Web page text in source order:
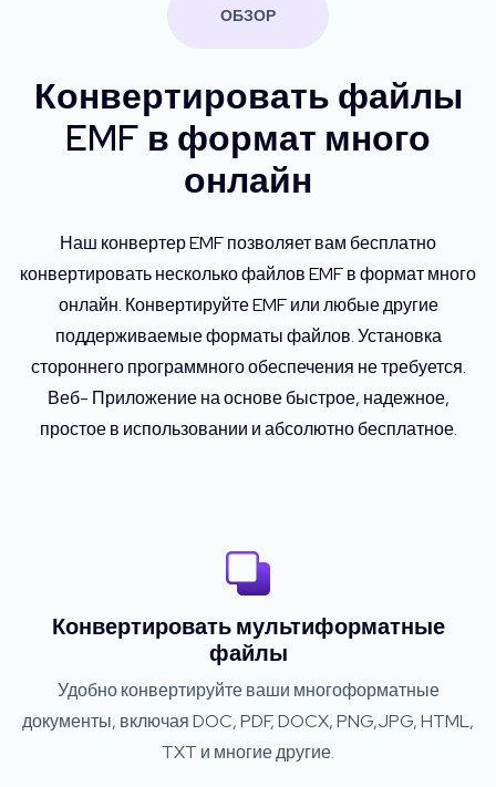
ОБЗОР
Конвертировать файлы
EMF в формат много
онлайн
Наш конвертер EMF позволяет вам бесплатно
конвертировать несколько файлов EMF в формат много
онлайн. Конвертируйте EMF или любые другие
поддерживаемые форматы файлов. Установка
стороннего программного обеспечения не требуется.
Веб- Приложение на основе быстрое, надежное,
простое в использовании и абсолютно бесплатное.
Конвертировать мультиформатные
файлы
Удобно конвертируйте ваши многоформатные
документы, включая DOC, PDF, DOCX, PNG,JPG, HTML,
TXT и многие другие.